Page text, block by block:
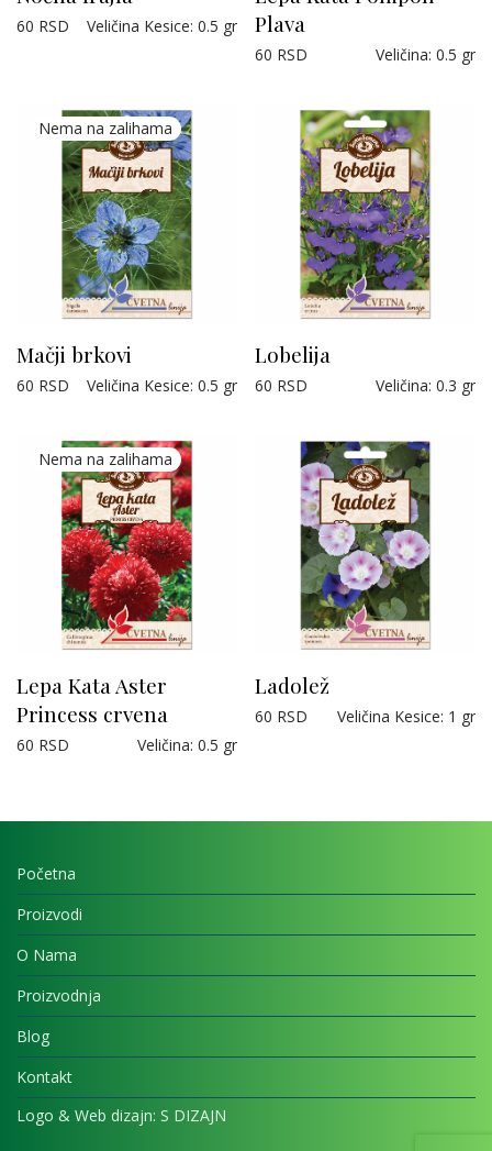
Veličina Kesice: 0.5 gr
60 RSD
Plava
Veličina: 0.5 gr
60 RSD
Mačji brkovi
Veličina Kesice: 0.5 gr
60 RSD
Lobelija
Veličina: 0.3 gr
60 RSD
Lepa Kata Aster
Princess crvena
Veličina: 0.5 gr
60 RSD
Ladolež
Veličina Kesice: 1 gr
60 RSD
Početna
Proizvodi
O Nama
Proizvodnja
Blog
Kontakt
Logo & Web dizajn: S DIZAJN